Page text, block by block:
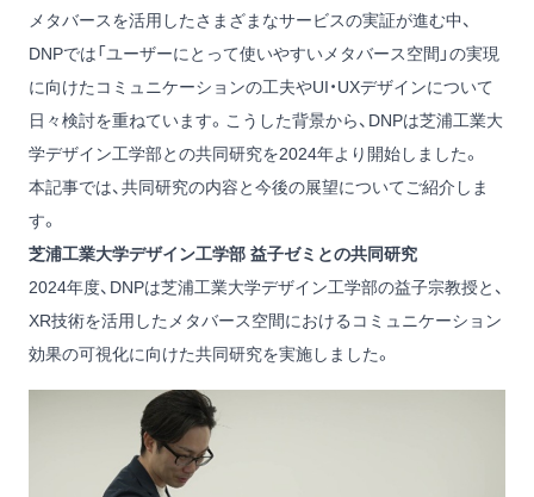
メタバースを活用したさまざまなサービスの実証が進む中、
DNPでは「ユーザーにとって使いやすいメタバース空間」の実現
に向けたコミュニケーションの工夫やUI・UXデザインについて
日々検討を重ねています。こうした背景から、DNPは芝浦工業大
学デザイン工学部との共同研究を2024年より開始しました。
本記事では、共同研究の内容と今後の展望についてご紹介しま
す。
芝浦工業大学デザイン工学部 益子ゼミとの共同研究
2024年度、DNPは芝浦工業大学デザイン工学部の益子宗教授と、
XR技術を活用したメタバース空間におけるコミュニケーション
効果の可視化に向けた共同研究を実施しました。